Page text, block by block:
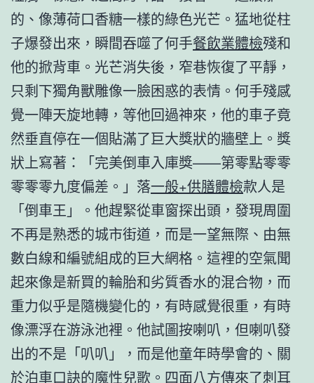
的、像薄荷口香糖一樣的綠色光芒。猛地從柱
子爆發出來，瞬間吞噬了何手餐飲業體檢殘和
他的掀背車。光芒消失後，窄巷恢復了平靜，
只剩下獨角獸雕像一臉困惑的表情。何手殘感
覺一陣天旋地轉，等他回過神來，他的車子竟
然垂直停在一個貼滿了巨大獎狀的牆壁上。獎
狀上寫著：「完美倒車入庫獎——第零點零零
零零零九度偏差。」落一般+供膳體檢款人是
「倒車王」。他趕緊從車窗探出頭，發現周圍
不再是熟悉的城市街道，而是一望無際、由無
數白線和編號組成的巨大網格。這裡的空氣聞
起來像是新買的輪胎和劣質香水的混合物，而
重力似乎是隨機變化的，有時感覺很重，有時
像漂浮在游泳池裡。他試圖按喇叭，但喇叭發
出的不是「叭叭」，而是他童年時學會的、關
於泊車口訣的魔性兒歌。四面八方傳來了刺耳